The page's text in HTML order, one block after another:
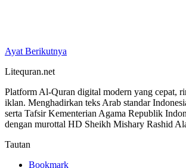
Ayat Berikutnya
Litequran.net
Platform Al-Quran digital modern yang cepat,
iklan. Menghadirkan teks Arab standar
serta Tafsir Kementerian Agama Republik
dengan murottal HD Sheikh Mishary Rashid
Tautan
Bookmark